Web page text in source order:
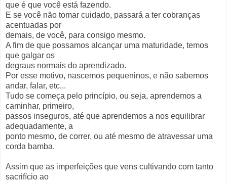
que é que você está fazendo.
E se você não tomar cuidado, passará a ter cobranças
acentuadas por
demais, de você, para consigo mesmo.
A fim de que possamos alcançar uma maturidade, temos
que galgar os
degraus normais do aprendizado.
Por esse motivo, nascemos pequeninos, e não sabemos
andar, falar, etc...
Tudo se começa pelo princípio, ou seja, aprendemos a
caminhar, primeiro,
passos inseguros, até que aprendemos a nos equilibrar
adequadamente, a
ponto mesmo, de correr, ou até mesmo de atravessar uma
corda bamba.
Assim que as imperfeições que vens cultivando com tanto
sacrifício ao